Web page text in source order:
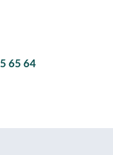
65 64